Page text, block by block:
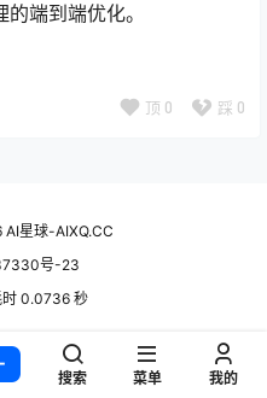
端到端优化。
顶 0 踩 0
AI星球-AIXQ.CC
号-23
0.0736 秒
搜索 菜单 我的